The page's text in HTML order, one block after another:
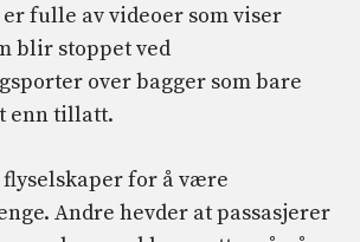
fulle av videoer som viser
blir stoppet ved
over bagger som bare
enn tillatt.
for å være
Andre hevder at passasjerer